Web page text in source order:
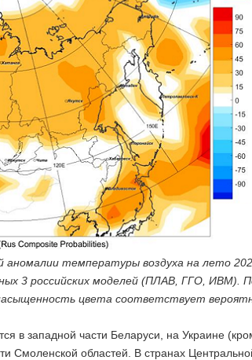
аномалии температуры воздуха на лето
3 российских моделей (ПЛАВ, ГГО, ИВМ).
цвета соответствует
в западной части Беларуси, на Украине
Смоленской областей. В странах